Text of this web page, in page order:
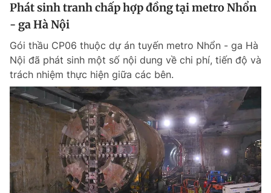
Đọc Thanh Niên trên điện thoại
Theo dõi báo trên
Hotline Liên hệ quảng cáo
Phát sinh tranh chấp hợp đồng tại metro Nhổn
- ga Hà Nội
Gói thầu CP06 thuộc dự án tuyến metro Nhổn - ga Hà
Nội đã phát sinh một số nội dung về chi phí, tiến độ và
trách nhiệm thực hiện giữa các bên.